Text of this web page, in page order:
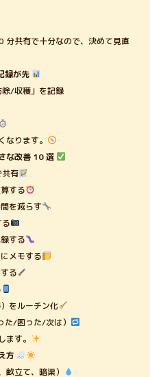
分共有で十分なので、決めて見直
録が先
/収穫」を記録
ります。
な改善 10 選
有
する
を減らす
する
メモする
る
をルーチン化
/困った/次は）
す。
方
畝立て、暗渠）